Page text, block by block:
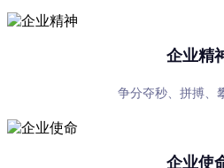
企业精
争分夺秒、拼搏、
企业使